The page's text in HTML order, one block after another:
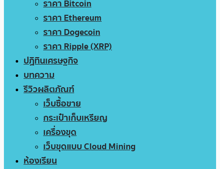
ราคา Bitcoin
ราคา Ethereum
ราคา Dogecoin
ราคา Ripple (XRP)
ปฏิทินเศรษฐกิจ
บทความ
รีวิวผลิตภัณฑ์
เว็บซื้อขาย
กระเป๋าเก็บเหรียญ
เครื่องขุด
เว็บขุดแบบ Cloud Mining
ห้องเรียน